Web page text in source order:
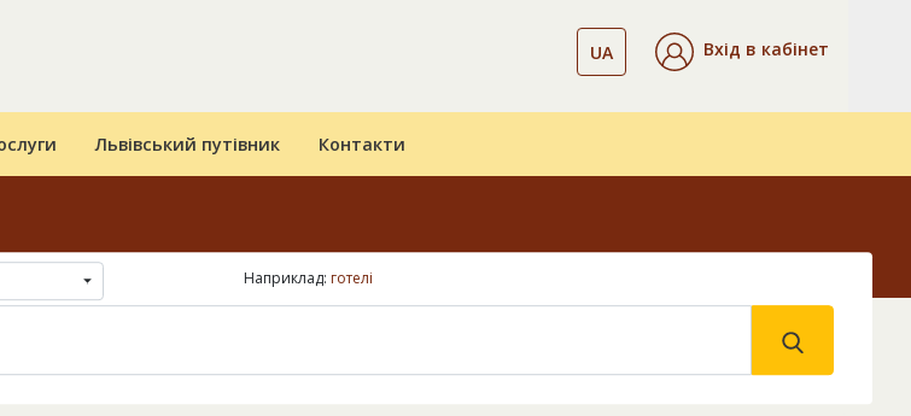
UA Вхід в кабінет
Львівський путівник Контакти
Наприклад: готелі